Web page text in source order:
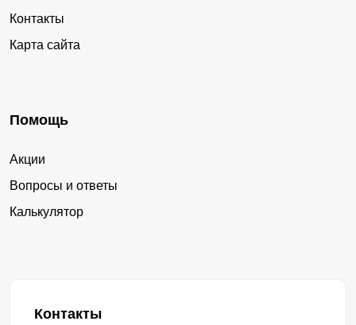
Контакты
Карта сайта
Помощь
Акции
Вопросы и ответы
Калькулятор
Контакты